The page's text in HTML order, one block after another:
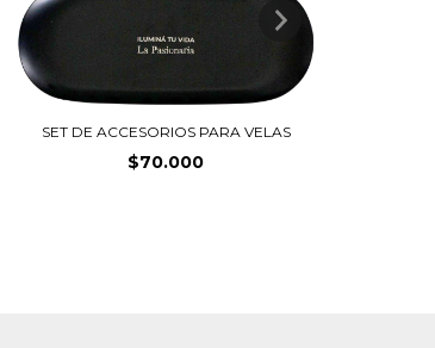
SET DE ACCESORIOS PARA VELAS
$70.000